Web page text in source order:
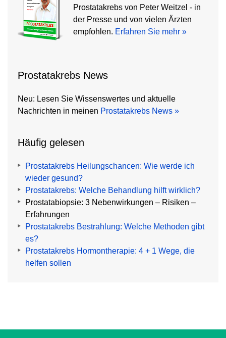
Prostatakrebs von Peter Weitzel - in
der Presse und von vielen Ärzten
empfohlen. Erfahren Sie mehr »
Prostatakrebs News
Neu: Lesen Sie Wissenswertes und aktuelle
Nachrichten in meinen Prostatakrebs News »
Häufig gelesen
Prostatakrebs Heilungschancen: Wie werde ich
wieder gesund?
Prostatakrebs: Welche Behandlung hilft wirklich?
Prostatabiopsie: 3 Nebenwirkungen – Risiken –
Erfahrungen
Prostatakrebs Bestrahlung: Welche Methoden gibt
es?
Prostatakrebs Hormontherapie: 4 + 1 Wege, die
helfen sollen